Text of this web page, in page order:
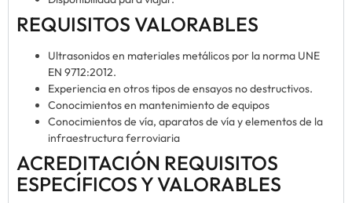
REQUISITOS VALORABLES
Ultrasonidos en materiales metálicos por la norma UNE
EN 9712:2012.
Experiencia en otros tipos de ensayos no destructivos.
Conocimientos en mantenimiento de equipos
Conocimientos de vía, aparatos de vía y elementos de la
infraestructura ferroviaria
ACREDITACIÓN REQUISITOS
ESPECÍFICOS Y VALORABLES